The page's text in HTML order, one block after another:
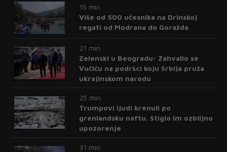
15 min
Više od 500 učesnika na Drinskoj
regati od Modrana do Goražda
21 min
Zelenski u Beogradu: Zahvalio se
Vučiću na podršci koju Srbija pruža
ukrajinskom narodu
25 min
Trumpovi ljudi krenuli po
grenlandsku naftu. Stiglo im ozbiljno
upozorenje
31 min